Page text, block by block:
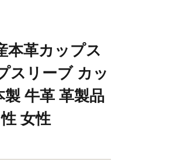
本革カップス
スリーブ カッ
牛革 革製品
女性